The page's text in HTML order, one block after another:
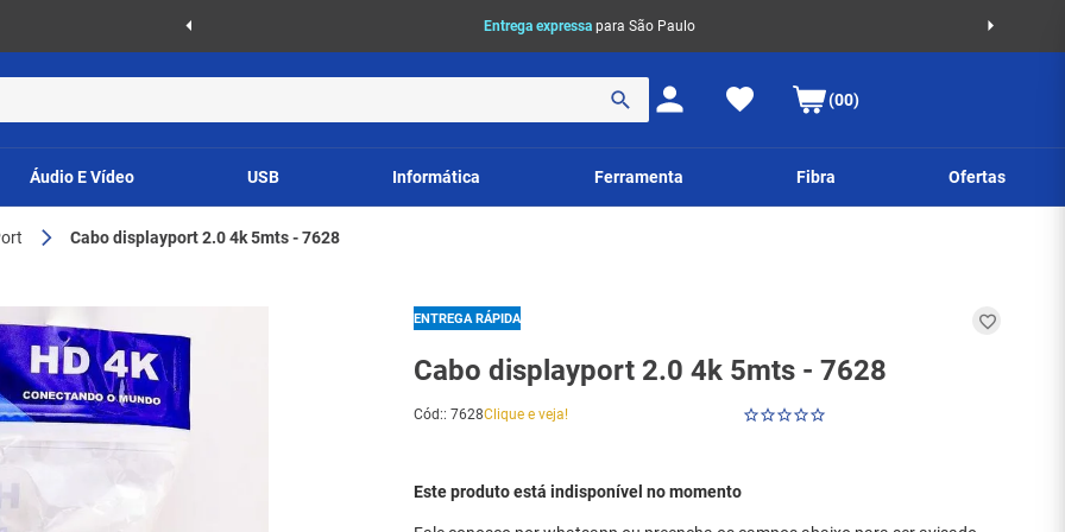
Entrega expressa para São Paulo
(00)
Áudio E Vídeo USB Informática Ferramenta Fibra Ofertas
Cabo displayport 2.0 4k 5mts - 7628
ENTREGA RÁPIDA
Cabo displayport 2.0 4k 5mts - 7628
Cód:: 7628Clique e veja!
Este produto está indisponível no momento